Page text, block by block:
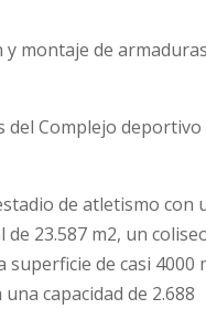
montaje de armaduras
Complejo deportivo
de atletismo con
23.587 m2, un
superficie de casi 4000
capacidad de 2.688